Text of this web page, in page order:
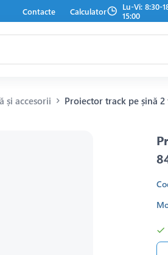
Contacte Calculator
Lu-Vi: 8:30-
15:00
și accesorii Proiector track pe șină